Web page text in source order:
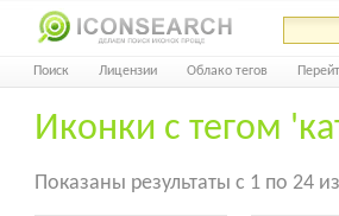
Поиск Лицензии Облако тегов
Иконки с тегом
Показаны результаты с 1 по 24